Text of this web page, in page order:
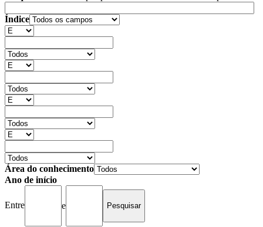
Índice
Área do conhecimento
Ano de início
Entre e